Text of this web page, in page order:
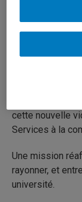
12 juin 2025
cette nouvelle
Services à la
Une mission
rayonner, et
université.